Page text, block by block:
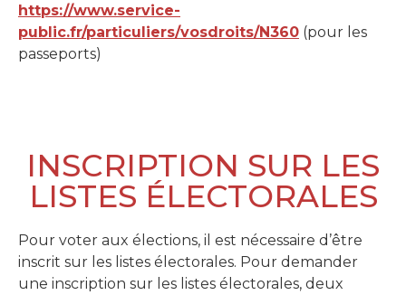
https://www.service-
public.fr/particuliers/vosdroits/N360 (pour les
passeports)
INSCRIPTION SUR LES
LISTES ÉLECTORALES
Pour voter aux élections, il est nécessaire d’être
inscrit sur les listes électorales. Pour demander
une inscription sur les listes électorales, deux